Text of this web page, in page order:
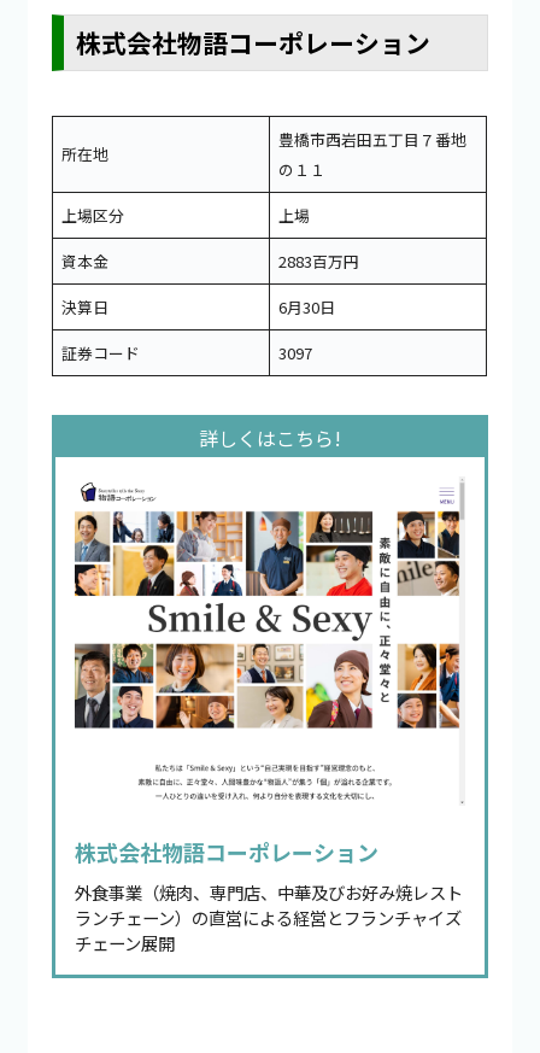
株式会社物語コーポレーション
所在地
豊橋市西岩田五丁目７番地
の１１
上場区分
上場
資本金
2883百万円
決算日
6月30日
証券コード
3097
株式会社物語コーポレーション
外食事業（焼肉、専門店、中華及びお好み焼レスト
ランチェーン）の直営による経営とフランチャイズ
チェーン展開